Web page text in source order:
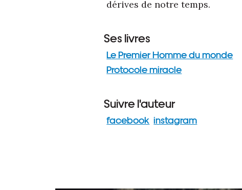
dérives de notre temps.
Ses livres
Le Premier Homme du monde
Protocole miracle
Suivre l'auteur
facebook instagram